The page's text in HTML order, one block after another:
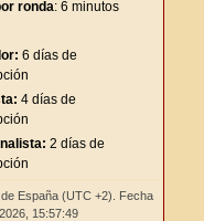
ronda: 6 minutos
6 días de
4 días de
2 días de
España (UTC +2). Fecha
15:57:49